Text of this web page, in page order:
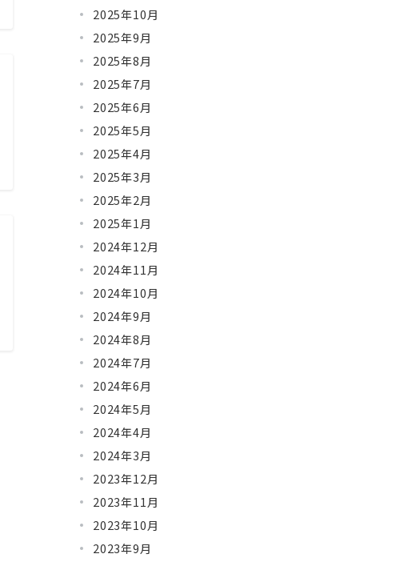
2025年10月
2025年9月
2025年8月
2025年7月
2025年6月
2025年5月
2025年4月
2025年3月
2025年2月
2025年1月
2024年12月
2024年11月
2024年10月
2024年9月
2024年8月
2024年7月
2024年6月
2024年5月
2024年4月
2024年3月
2023年12月
2023年11月
2023年10月
2023年9月